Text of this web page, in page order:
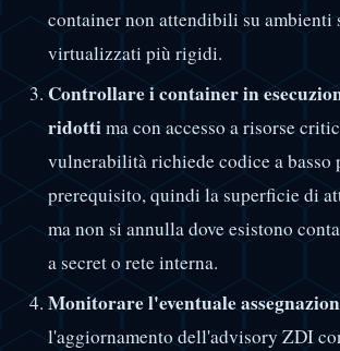
container non attendibili su ambienti
virtualizzati più rigidi.
Controllare i container in
ridottima con accesso a risorse
vulnerabilità richiede codice a
prerequisito, quindi la superficie di
ma non si annulla dove esistono
a secret o rete interna.
Monitorare l'eventuale
l'aggiornamento dell'advisory ZDI